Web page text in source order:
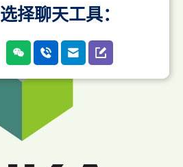
选择聊天工具：